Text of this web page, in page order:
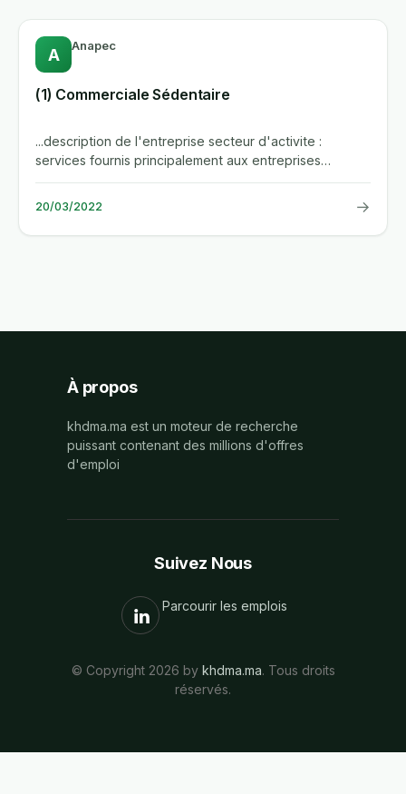
A Anapec
(1) Commerciale Sédentaire
...description de l'entreprise secteur d'activite :
services fournis principalement aux entreprises
description de...
20/03/2022 →
À propos
khdma.ma est un moteur de recherche
puissant contenant des millions d'offres
d'emploi
Suivez Nous
Parcourir les emplois
© Copyright 2026 by khdma.ma. Tous droits
réservés.